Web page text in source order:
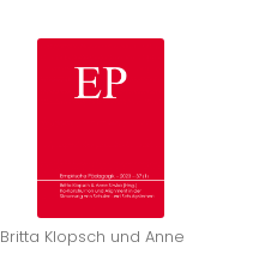
Britta Klopsch und Anne